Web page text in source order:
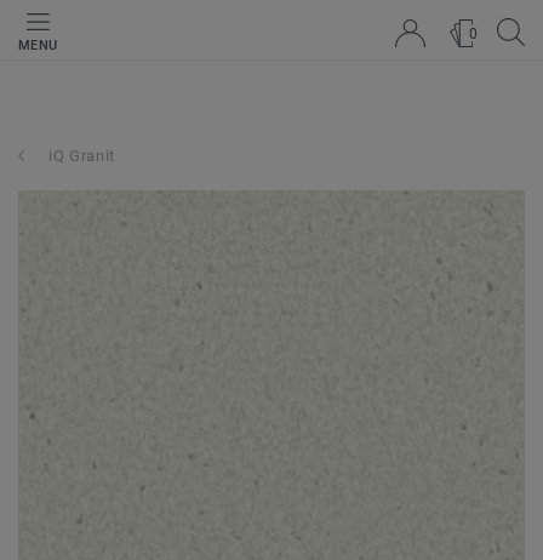
MENU
0
iQ Granit